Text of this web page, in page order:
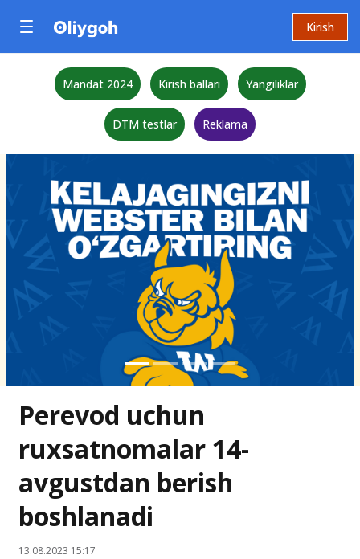
Kirish
Mandat 2024 Kirish ballari Yangiliklar
DTM testlar Reklama
Perevod uchun
ruxsatnomalar 14-
avgustdan berish
boshlanadi
13.08.2023 15:17